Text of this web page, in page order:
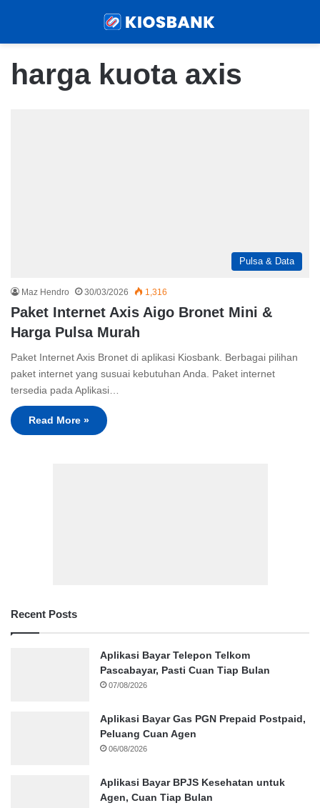
harga kuota axis
Pulsa & Data
Maz Hendro 30/03/2026 1,316
Paket Internet Axis Aigo Bronet Mini &
Harga Pulsa Murah
Paket Internet Axis Bronet di aplikasi Kiosbank. Berbagai pilihan
paket internet yang susuai kebutuhan Anda. Paket internet
tersedia pada Aplikasi…
Read More »
Recent Posts
Aplikasi Bayar Telepon Telkom
Pascabayar, Pasti Cuan Tiap Bulan
07/08/2026
Aplikasi Bayar Gas PGN Prepaid Postpaid,
Peluang Cuan Agen
06/08/2026
Aplikasi Bayar BPJS Kesehatan untuk
Agen, Cuan Tiap Bulan